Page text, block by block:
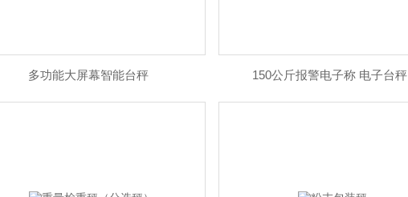
多功能大屏幕智能台秤 150公斤报警电子称 电子台秤